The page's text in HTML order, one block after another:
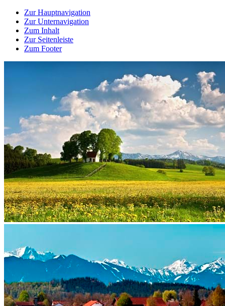
Zur Hauptnavigation
Zur Unternavigation
Zum Inhalt
Zur Seitenleiste
Zum Footer